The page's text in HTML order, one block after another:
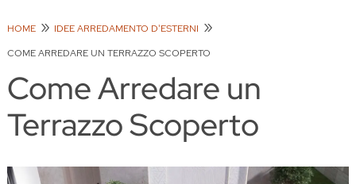
HOME
IDEE ARREDAMENTO D'ESTERNI
COME ARREDARE UN TERRAZZO SCOPERTO
Come Arredare un
Terrazzo Scoperto